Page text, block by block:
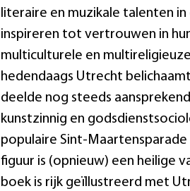
literaire en muzikale talenten
inspireren tot vertrouwen in
multiculturele en
hedendaags Utrecht
deelde nog steeds
kunstzinnig en
populaire Sint-
figuur is (opnieuw) een heilige
boek is rijk geïllustreerd met